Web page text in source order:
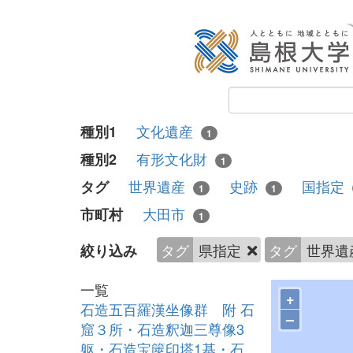
種別1 文化遺産 1
種別2 有形文化財 1
タグ 世界遺産 1 史跡 1
国指定
市町村
大田市 1
絞り込み タグ 県指定 タグ 世界
一覧
石造五百羅漢坐像群 附 石
窟３所・石造釈迦三尊像3
躯・石造宝篋印塔1基・石
+
–